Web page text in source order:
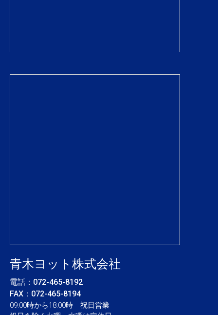
青木ヨット株式会社
電話： 072-465-8192
FAX：072-465-8194
09:00時から18:00時 祝日営業